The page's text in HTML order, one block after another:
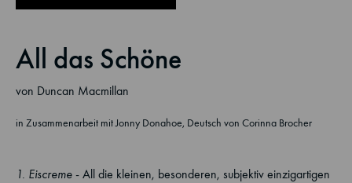
All das Schöne
von Duncan Macmillan
in Zusammenarbeit mit Jonny Donahoe, Deutsch von Corinna Brocher
1. Eiscreme - All die kleinen, besonderen, subjektiv einzigartigen